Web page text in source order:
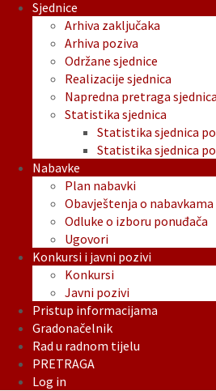
Sjednice
Arhiva zaključaka
Arhiva poziva
Održane sjednice
Realizacije sjednica
Napredna pretraga sjednica
Statistika sjednica
Statistika sjednica
Statistika sjednica
Nabavke
Plan nabavki
Obavještenja o nabavkama
Odluke o izboru ponuđača
Ugovori
Konkursi i javni pozivi
Konkursi
Javni pozivi
Pristup informacijama
Gradonačelnik
Rad u radnom tijelu
PRETRAGA
Log in